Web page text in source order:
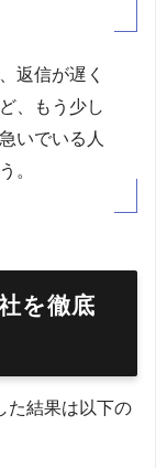
返信が遅く
、もう少し
いでいる人
。
を徹底
た結果は以下の